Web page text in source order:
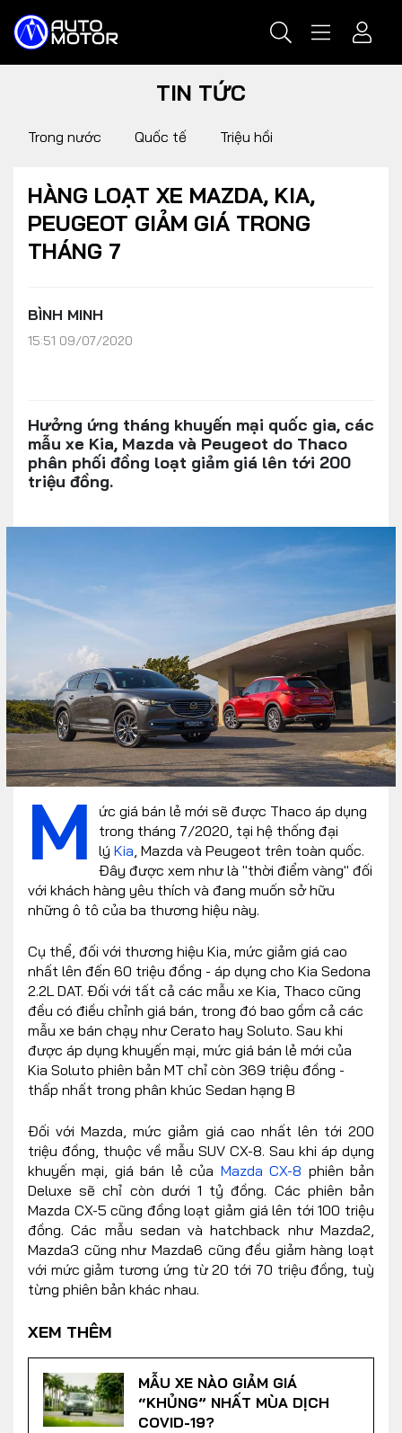
TIN TỨC
Trong nước Quốc tế Triệu hồi
HÀNG LOẠT XE MAZDA, KIA,
PEUGEOT GIẢM GIÁ TRONG
THÁNG 7
BÌNH MINH
15:51 09/07/2020
Hưởng ứng tháng khuyến mại quốc gia, các
mẫu xe Kia, Mazda và Peugeot do Thaco
phân phối đồng loạt giảm giá lên tới 200
triệu đồng.
M
ức giá bán lẻ mới sẽ được Thaco áp dụng
trong tháng 7/2020, tại hệ thống đại
lý Kia, Mazda và Peugeot trên toàn quốc.
Đây được xem như là "thời điểm vàng" đối
với khách hàng yêu thích và đang muốn sở hữu
những ô tô của ba thương hiệu này.
Cụ thể, đối với thương hiệu Kia, mức giảm giá cao
nhất lên đến 60 triệu đồng - áp dụng cho Kia Sedona
2.2L DAT. Đối với tất cả các mẫu xe Kia, Thaco cũng
đều có điều chỉnh giá bán, trong đó bao gồm cả các
mẫu xe bán chạy như Cerato hay Soluto. Sau khi
được áp dụng khuyến mại, mức giá bán lẻ mới của
Kia Soluto phiên bản MT chỉ còn 369 triệu đồng -
thấp nhất trong phân khúc Sedan hạng B
Đối với Mazda, mức giảm giá cao nhất lên tới 200
triệu đồng, thuộc về mẫu SUV CX-8. Sau khi áp dụng
khuyến mại, giá bán lẻ của Mazda CX-8 phiên bản
Deluxe sẽ chỉ còn dưới 1 tỷ đồng. Các phiên bản
Mazda CX-5 cũng đồng loạt giảm giá lên tới 100 triệu
đồng. Các mẫu sedan và hatchback như Mazda2,
Mazda3 cũng như Mazda6 cũng đều giảm hàng loạt
với mức giảm tương ứng từ 20 tới 70 triệu đồng, tuỳ
từng phiên bản khác nhau.
XEM THÊM
MẪU XE NÀO GIẢM GIÁ
“KHỦNG” NHẤT MÙA DỊCH
COVID-19?